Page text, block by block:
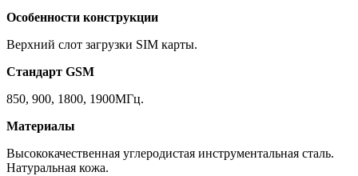
Особенности конструкции
Верхний слот загрузки SIM карты.
Стандарт GSM
850, 900, 1800, 1900МГц.
Материалы
Высококачественная углеродистая инструментальная сталь.
Натуральная кожа.